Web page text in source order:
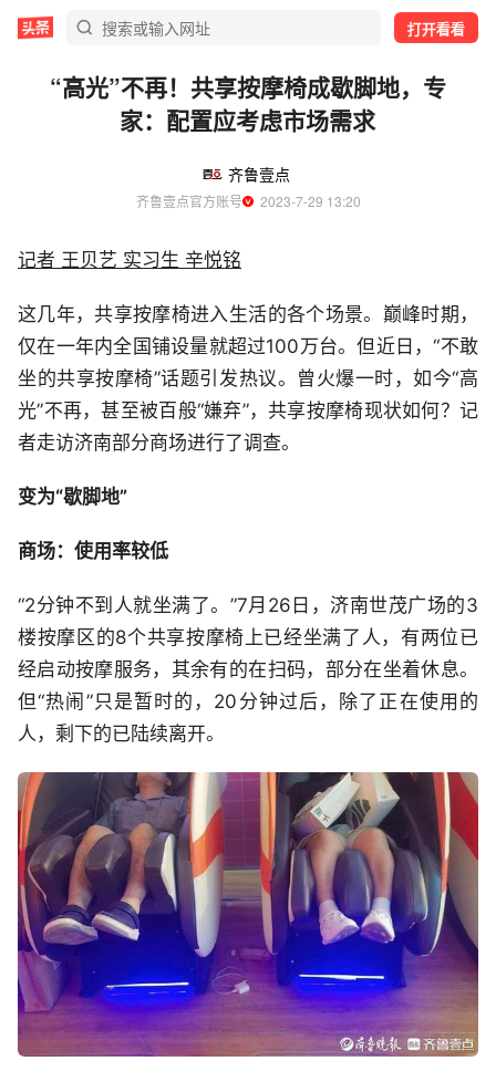
打开看看
“高光”不再！共享按摩椅成歇脚地，专
家：配置应考虑市场需求
齐鲁壹点
齐鲁壹点官方账号
  2023-7-29 13:20
记者 王贝艺 实习生 辛悦铭
这几年，共享按摩椅进入生活的各个场景。巅峰时期，
仅在一年内全国铺设量就超过100万台。但近日，“不敢
坐的共享按摩椅”话题引发热议。曾火爆一时，如今“高
光”不再，甚至被百般“嫌弃”，共享按摩椅现状如何？记
者走访济南部分商场进行了调查。
变为“歇脚地”
商场：使用率较低
“2分钟不到人就坐满了。”7月26日，济南世茂广场的3
楼按摩区的8个共享按摩椅上已经坐满了人，有两位已
经启动按摩服务，其余有的在扫码，部分在坐着休息。
但“热闹”只是暂时的，20分钟过后，除了正在使用的
人，剩下的已陆续离开。